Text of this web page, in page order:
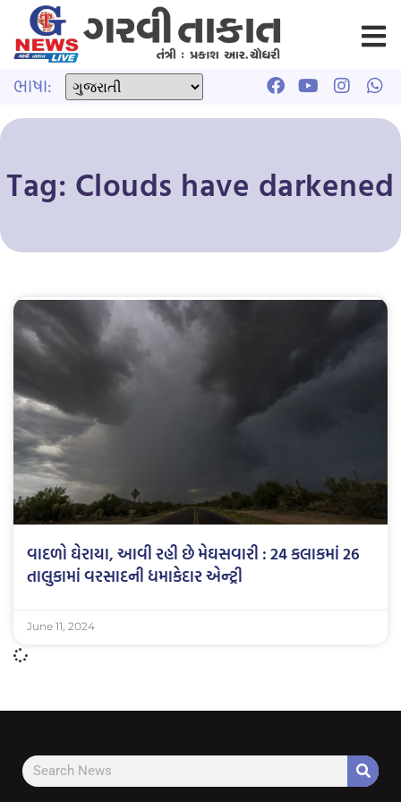
ભાષા:
Tag: Clouds have darkened
વાદળો ઘેરાયા, આવી રહી છે મેઘસવારી : 24 કલાકમાં 26
તાલુકામાં વરસાદની ધમાકેદાર એન્ટ્રી
June 11, 2024